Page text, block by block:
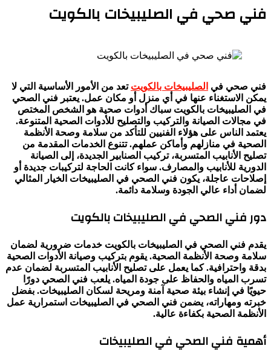
فني صحي في الصليبيخات بالكويت
فني صحي في الصليبيخات بالكويت تعد من الأمور الأساسية التي لا
يمكن الاستغناء عنها في أي منزل أو مكان عمل. يعتبر فني الصحي
في الصليبيخات بالكويت سباك أدوات صحية هو الشخص المختص
في مجالات الصيانة والتركيب والتصليح للأدوات الصحية المتنوعة.
يعتمد الناس على هؤلاء الفنيين للتأكد من سلامة وصحة الأنظمة
الصحية في منازلهم وأماكن عملهم. تتنوع الخدمات المقدمة من
تصليح الأنابيب المتسربة، تركيب الصنابير الجديدة، إلى الصيانة
الدورية للأنابيب والمصارف. سواء كانت الحاجة لتركيبات جديدة أو
إصلاحات عاجلة، يكون فني الصحي في الصليبيخات الخيار المثالي
لضمان أداء عالي الجودة وسلامة دائمة.
دور فني الصحي في الصليبيخات بالكويت
يقدم فني الصحي في الصليبيخات بالكويت خدمات ضرورية لضمان
سلامة وصحة الأنظمة الصحية. يقوم بتركيب وصيانة الأدوات الصحية
بدقة واحترافية. كما يعمل على تصليح الأنابيب المتسربة لضمان عدم
تسرب المياه والحفاظ على جودة المياه. يلعب فني الصحي دورًا
حيويًا في إنشاء بيئة صحية آمنة ومريحة لسكان الصليبيخات. بفضل
خبرته ومهاراته، يضمن فني الصحي في الصليبيخات استمرارية عمل
الأنظمة الصحية بكفاءة عالية.
أهمية فني الصحي في الصليبيخات